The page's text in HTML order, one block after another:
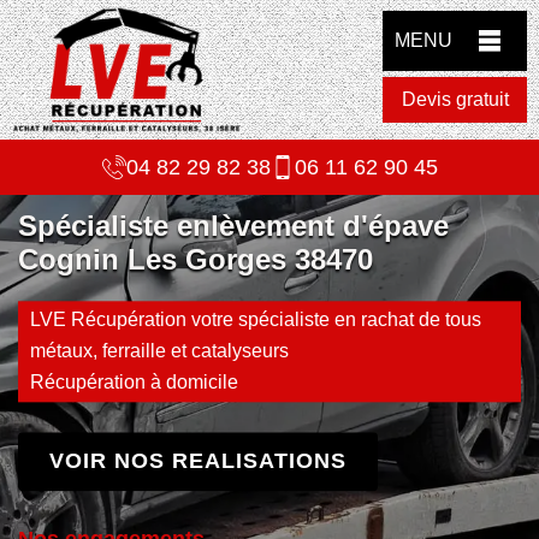
MENU
Devis gratuit
04 82 29 82 38 06 11 62 90 45
Spécialiste enlèvement d'épave
Cognin Les Gorges 38470
LVE Récupération votre spécialiste en rachat de tous
métaux, ferraille et catalyseurs
Récupération à domicile
VOIR NOS REALISATIONS